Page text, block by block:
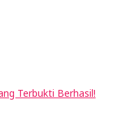
Terbukti Berhasil!